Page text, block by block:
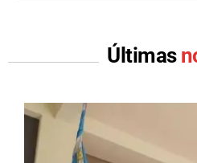
Últimas